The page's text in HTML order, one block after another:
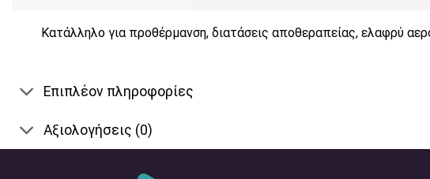
Κατάλληλο για προθέρμανση, διατάσεις αποθεραπείας, ελαφρύ
Επιπλέον πληροφορίες
Αξιολογήσεις (0)